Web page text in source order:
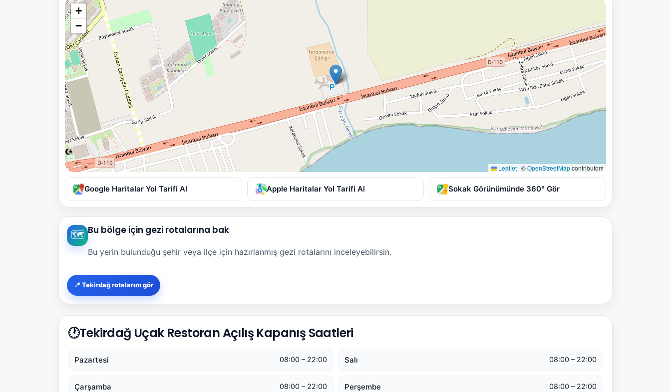
+
−
Leaflet | ©OpenStreetMapcontributors
Google Haritalar Yol Tarifi Al Apple Haritalar Yol Tarifi Al Sokak Görünümünde 360° Gör
🗺️ Bu bölge için gezi rotalarına bak
Bu yerin bulunduğu şehir veya ilçe için hazırlanmış gezi rotalarını inceleyebilirsin.
📍 Tekirdağ rotalarını gör
🕐Tekirdağ Uçak Restoran Açılış Kapanış Saatleri
Pazartesi 08:00 – 22:00 Salı 08:00 – 22:00
Çarşamba 08:00 – 22:00 Perşembe 08:00 – 22:00